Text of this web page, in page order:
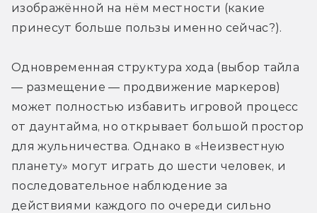
изображённой на нём местности (какие
принесут больше пользы именно сейчас?).
Одновременная структура хода (выбор тайла
— размещение — продвижение маркеров)
может полностью избавить игровой процесс
от даунтайма, но открывает большой простор
для жульничества. Однако в «Неизвестную
планету» могут играть до шести человек, и
последовательное наблюдение за
действиями каждого по очереди сильно